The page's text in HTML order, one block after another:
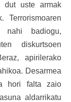
dut uste armak
Terrorismoaren
nahi badiogu,
diskurtsoen
apirilerako
Desarmea
hori falta zaio
aldarrikatu